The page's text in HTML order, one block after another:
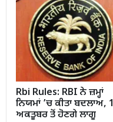
Rbi Rules: RBI ਨੇ ਜ਼ਮ੍ਹਾਂ
ਨਿਯਮਾਂ ’ਚ ਕੀਤਾ ਬਦਲਾਅ, 1
ਅਕਤੂਬਰ ਤੋਂ ਹੋਣਗੇ ਲਾਗੂ